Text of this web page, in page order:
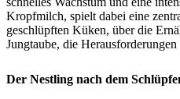
Kropfmilch, spielt dabei eine
geschlüpften Küken, über die
Jungtaube, die
Der Nestling nach dem